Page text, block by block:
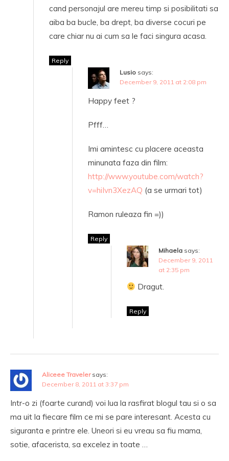
cand personajul are mereu timp si posibilitati sa
aiba ba bucle, ba drept, ba diverse cocuri pe
care chiar nu ai cum sa le faci singura acasa.
Reply
Lusio says:
December 9, 2011 at 2:08 pm
Happy feet ?
Pfff…
Imi amintesc cu placere aceasta
minunata faza din film:
http://www.youtube.com/watch?
v=hiIvn3XezAQ (a se urmari tot)
Ramon ruleaza fin =))
Reply
Mihaela says:
December 9, 2011
at 2:35 pm
Dragut.
Reply
Aliceee Traveler says:
December 8, 2011 at 3:37 pm
Intr-o zi (foarte curand) voi lua la rasfirat blogul tau si o sa
ma uit la fiecare film ce mi se pare interesant. Acesta cu
siguranta e printre ele. Uneori si eu vreau sa fiu mama,
sotie, afacerista, sa excelez in toate …